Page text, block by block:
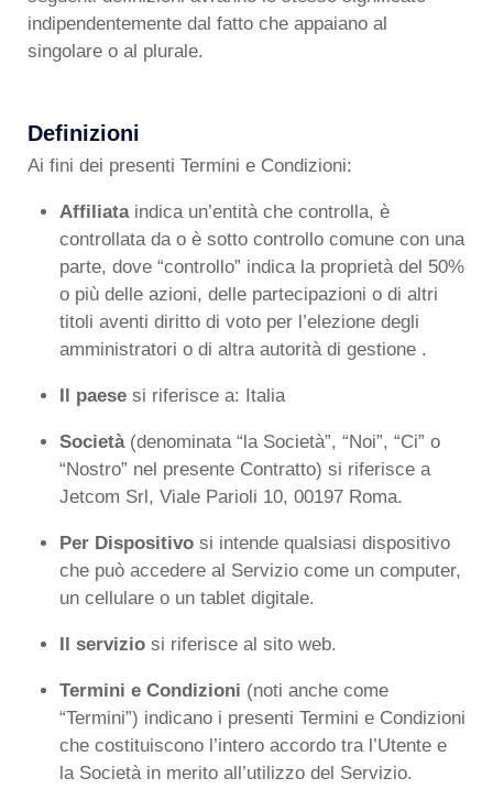
indipendentemente dal fatto che appaiano al
singolare o al plurale.
Definizioni
Ai fini dei presenti Termini e Condizioni:
Affiliataindica un’entità che controlla, è
controllata da o è sotto controllo comune con una
parte, dove “controllo” indica la proprietà del 50%
o più delle azioni, delle partecipazioni o di altri
titoli aventi diritto di voto per l’elezione degli
amministratori o di altra autorità di gestione .
Il paesesi riferisce a: Italia
Società(denominata “la Società”, “Noi”, “Ci” o
“Nostro” nel presente Contratto) si riferisce a
Jetcom Srl, Viale Parioli 10, 00197 Roma.
Per Dispositivosi intende qualsiasi dispositivo
che può accedere al Servizio come un computer,
un cellulare o un tablet digitale.
Il serviziosi riferisce al sito web.
Termini e Condizioni (noti anche come
“Termini”) indicano i presenti Termini e Condizioni
che costituiscono l’intero accordo tra l’Utente e
la Società in merito all’utilizzo del Servizio.